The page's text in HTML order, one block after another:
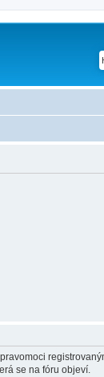
se na fóru objeví.